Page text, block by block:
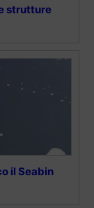
strutture
il Seabin